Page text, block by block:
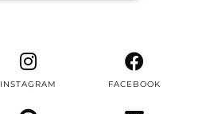
INSTAGRAM FACEBOOK